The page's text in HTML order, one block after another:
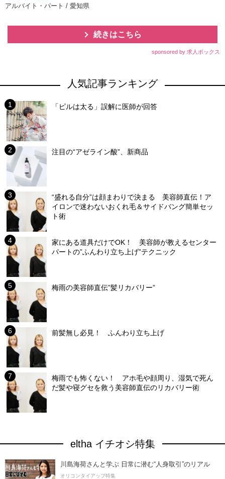
アルバイト・パート / 愛知県
続きはこちら
sponsored by 求人ボックス
人気記事ランキング
「ピルは太る」誤解に医師が回答
注目の“アゼライン酸”、新商品
“盛れる自分”は顔まわりで決まる 美容師直伝！ア
イロンで迷わないおくれ毛＆サイドバング簡単セッ
ト術
家にある道具だけでOK！ 美容師が教えるセンター
パートの”ふんわり立ち上げ”テクニック
梅雨の美容師直伝”髪リカバリー”
前髪無し必見！ ふんわり立ち上げ
梅雨でも怖くない！ アホ毛や顔周り、湿気で死ん
だ髪や寝グセを救う美容師直伝のリカバリー術
eltha イチオシ特集
川島海荷さんと学ぶ 日常に潜む“人身取引”のリアル
オリコンタイアップ特集